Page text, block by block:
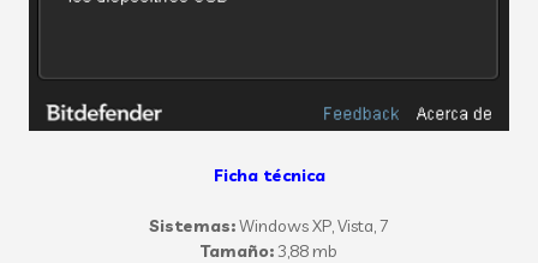
Ficha técnica
Sistemas:Windows XP, Vista, 7
Tamaño: 3,88 mb